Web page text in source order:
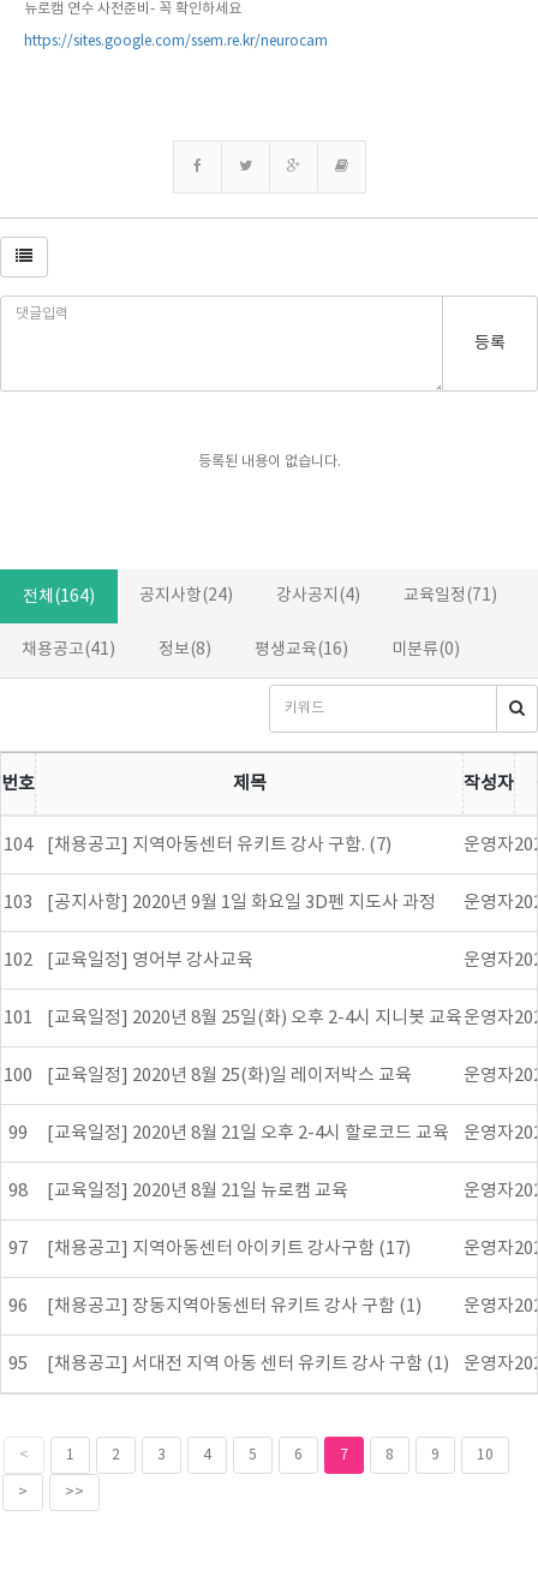
뉴로캠 연수 사전준비- 꼭 확인하세요
https://sites.google.com/ssem.re.kr/neurocam
등록
등록된 내용이 없습니다.
전체(164) 공지사항(24) 강사공지(4) 교육일정(71)
채용공고(41) 정보(8) 평생교육(16) 미분류(0)
번호 제목 작성자
104 [채용공고] 지역아동센터 유키트 강사 구함. (7) 운영자
103 [공지사항] 2020년 9월 1일 화요일 3D펜 지도사 과정 운영자
102 [교육일정] 영어부 강사교육 운영자
101 [교육일정] 2020년 8월 25일(화) 오후 2-4시 지니봇 교육운영자
100 [교육일정] 2020년 8월 25(화)일 레이저박스 교육 운영자
99 [교육일정] 2020년 8월 21일 오후 2-4시 할로코드 교육 운영자
98 [교육일정] 2020년 8월 21일 뉴로캠 교육 운영자
97 [채용공고] 지역아동센터 아이키트 강사구함 (17) 운영자
96 [채용공고] 장동지역아동센터 유키트 강사 구함 (1) 운영자
95 [채용공고] 서대전 지역 아동 센터 유키트 강사 구함 (1) 운영자
< 1 2 3 4 5 6 7 8 9 10
> >>